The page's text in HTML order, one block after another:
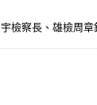
檢察長、雄檢周